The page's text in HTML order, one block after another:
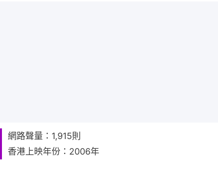
網路聲量：1,915則
香港上映年份：2006年